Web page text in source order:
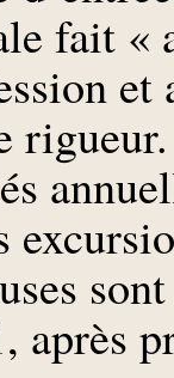
fait «
rigueur.
après